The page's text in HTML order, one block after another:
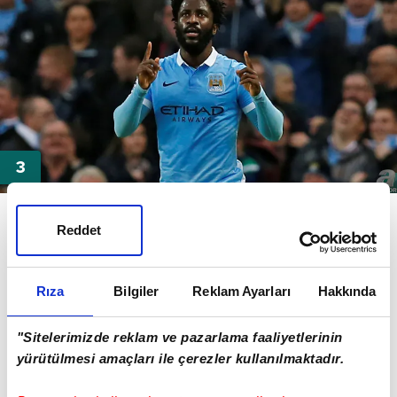
Rıza Bilgiler Reklam Ayarları Hakkında
"Sitelerimizde reklam ve pazarlama faaliyetlerinin
yürütülmesi amaçları ile çerezler kullanılmaktadır.
Reddet
Yıllık 7 milyon Euro kazanan oyuncunun yüksek
maliyetinden kurtulmak isteyen İngilizler, "Alacağı
ücret konusunda oyuncuyu ikna edin, bize kiralama
bedeli ödemeyin" mesajını göndermişti.